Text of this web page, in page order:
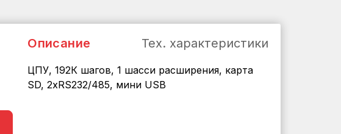
Описание Тех. характеристики
ЦПУ, 192К шагов, 1 шасси расширения, карта
SD, 2хRS232/485, мини USB